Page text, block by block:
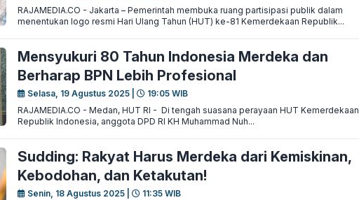
RAJAMEDIA.CO - Jakarta – Pemerintah membuka ruang partisipasi publik dalam
menentukan logo resmi Hari Ulang Tahun (HUT) ke-81 Kemerdekaan Republik...
Mensyukuri 80 Tahun Indonesia Merdeka dan
Berharap BPN Lebih Profesional
Selasa, 19 Agustus 2025 |
19:05 WIB
RAJAMEDIA.CO - Medan, HUT RI - Di tengah suasana perayaan HUT Kemerdekaan
Republik Indonesia, anggota DPD RI KH Muhammad Nuh...
Sudding: Rakyat Harus Merdeka dari Kemiskinan,
Kebodohan, dan Ketakutan!
Senin, 18 Agustus 2025 |
11:35 WIB